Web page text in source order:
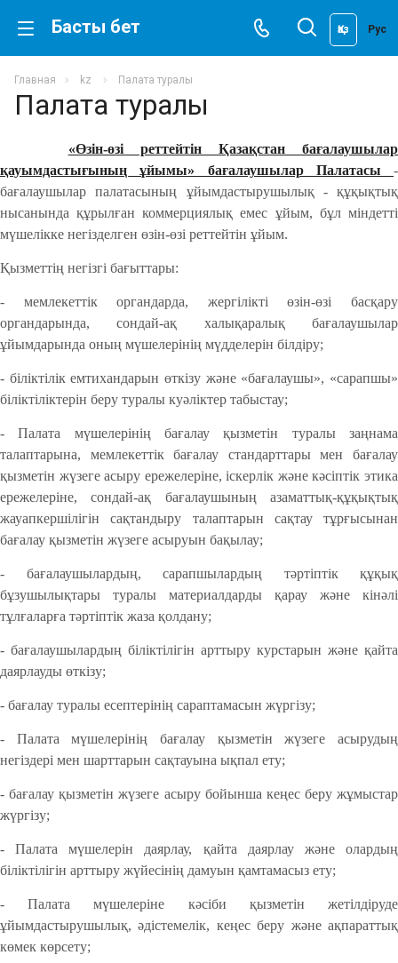
Басты бет Қаз Рус
Главная kz Палата туралы
Палата туралы
«Өзін-өзі реттейтін Қазақстан бағалаушылар
қауымдастығының ұйымы» бағалаушылар Палатасы -
бағалаушылар палатасының ұйымдастырушылық - құқықтық
нысанында құрылған коммерциялық емес ұйым, бұл міндетті
мүшелікке негізделген өзін-өзі реттейтін ұйым.
Қызметтің негізгі бағыттары:
- мемлекеттік органдарда, жергілікті өзін-өзі басқару
органдарында, сондай-ақ халықаралық бағалаушылар
ұйымдарында оның мүшелерінің мүдделерін білдіру;
- біліктілік емтихандарын өткізу және «бағалаушы», «сарапшы»
біліктіліктерін беру туралы куәліктер табыстау;
- Палата мүшелерінің бағалау қызметін туралы заңнама
талаптарына, мемлекеттік бағалау стандарттары мен бағалау
қызметін жүзеге асыру ережелеріне, іскерлік және кәсіптік этика
ережелеріне, сондай-ақ бағалаушының азаматтық-құқықтық
жауапкершілігін сақтандыру талаптарын сақтау тұрғысынан
бағалау қызметін жүзеге асыруын бақылау;
- бағалаушылардың, сарапшылардың тәртіптік құқық
бұзушылықтары туралы материалдарды қарау және кінәлі
тұлғаларға тәртіптік жаза қолдану;
- бағалаушылардың біліктілігін арттыру курстарын және қайта
даярлауды өткізу;
- бағалау туралы есептерінің сараптамасын жүргізу;
- Палата мүшелерінің бағалау қызметін жүзеге асырудың
негіздері мен шарттарын сақтауына ықпал ету;
- бағалау қызметін жүзеге асыру бойынша кеңес беру жұмыстар
жүргізу;
- Палата мүшелерін даярлау, қайта даярлау және олардың
біліктілігін арттыру жүйесінің дамуын қамтамасыз ету;
- Палата мүшелеріне кәсіби қызметін жетілдіруде
ұйымдастырушылық, әдістемелік, кеңес беру және ақпараттық
көмек көрсету;